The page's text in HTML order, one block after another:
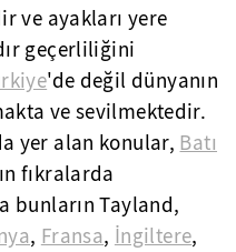
ve ayakları yere
geçerliliğini
'de değil dünyanın
ve sevilmektedir.
yer alan konular, Batı
fıkralarda
bunların Tayland,
, Fransa, İngiltere,